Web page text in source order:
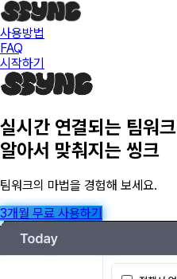
사용방법
FAQ
시작하기
실시간 연결되는 팀워크
알아서 맞춰지는 씽크
팀워크의 마법을 경험해 보세요.
3개월 무료 사용하기